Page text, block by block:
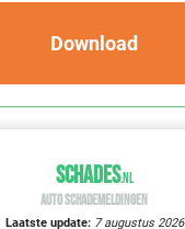
Download
SCHADES.NL
AUTO SCHADEMELDINGEN
Laatste update: 7 augustus 2026